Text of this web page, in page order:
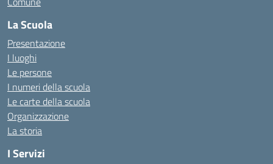
La Scuola
Presentazione
I luoghi
Le persone
I numeri della scuola
Le carte della scuola
Organizzazione
La storia
I Servizi